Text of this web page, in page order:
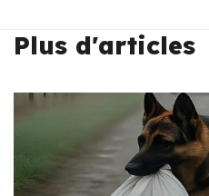
Plus d'articles